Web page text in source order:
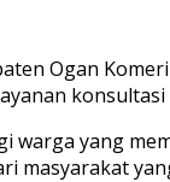
Ogan
yang
masyarakat